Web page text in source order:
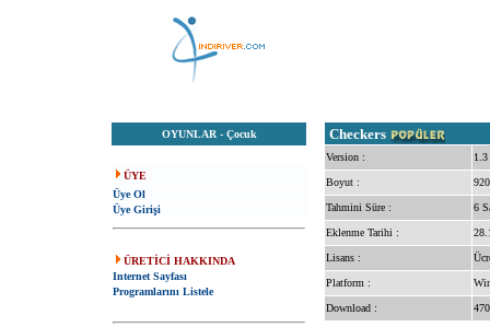
OYUNLAR - Çocuk
ÜYE
Üye Ol
Üye Girişi
ÜRETİCİ HAKKINDA
Internet Sayfası
Programlarını Listele
Checkers
Version : 1.3
Boyut :
Tahmini Süre : 6
Eklenme Tarihi :
Lisans :
Platform :
Download :